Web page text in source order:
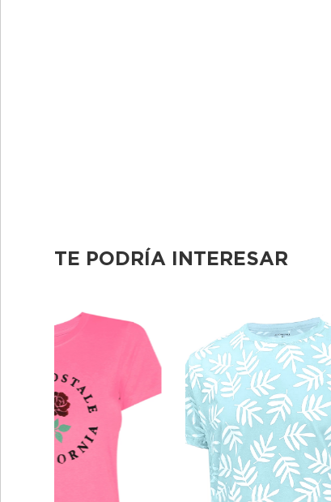
TE PODRÍA INTERESAR